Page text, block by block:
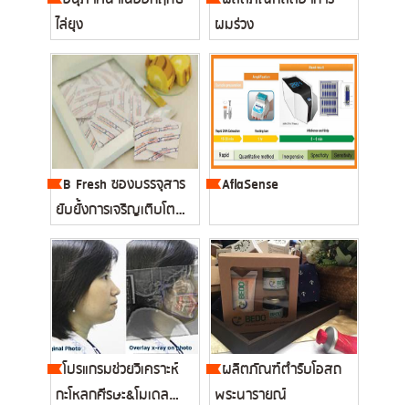
ไล่ยุง
ผมร่วง
B Fresh ซองบรรจุสาร
ยับยั้งการเจริญเติบโต
ของเช...
AflaSense
โปรแกรมช่วยวิเคราะห์
กะโหลกศีรษะ&โมเดล
ผลิตภัณฑ์ตำรับโอสถ
พระนารายณ์